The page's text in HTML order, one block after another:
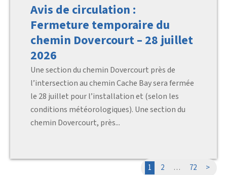
Avis de circulation :
Fermeture temporaire du
chemin Dovercourt – 28 juillet
2026
Une section du chemin Dovercourt près de
l’intersection au chemin Cache Bay sera fermée
le 28 juillet pour l’installation et (selon les
conditions météorologiques). Une section du
chemin Dovercourt, près...
1 2 … 72 >